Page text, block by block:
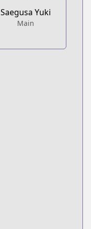
Saegusa Yuki
Main